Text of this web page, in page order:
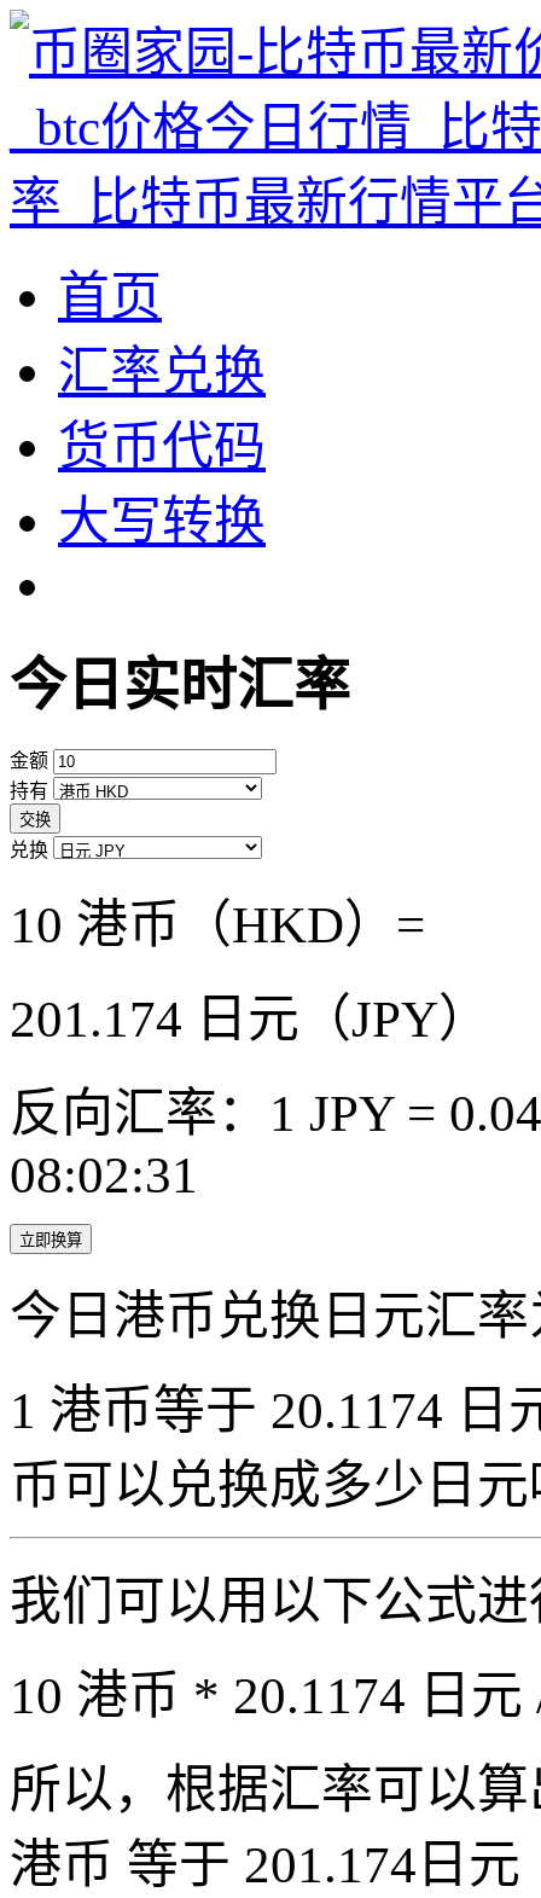
首页
汇率兑换
货币代码
大写转换
今日实时汇率
金额
持有
交换
兑换
10 港币（HKD）=
201.174 日元（JPY）
反向汇率：1 JPY =
08:02:31
立即换算
今日港币兑换日元汇
1 港币等于 20.1174 日
币可以兑换成多少日
我们可以用以下公式
10 港币 * 20.1174 日
所以，根据汇率可以
港币 等于 201.174日元